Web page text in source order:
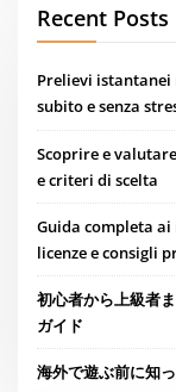
Recent Posts
Prelievi istantanei
subito e senza
Scoprire e
e criteri di scelta
Guida completa
licenze e consigli
初心者から上級者
ガイド
海外で遊ぶ前に知